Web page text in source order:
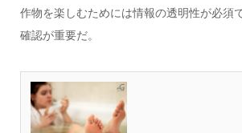
作物を楽しむためには情報の透明性が必須
確認が重要だ。